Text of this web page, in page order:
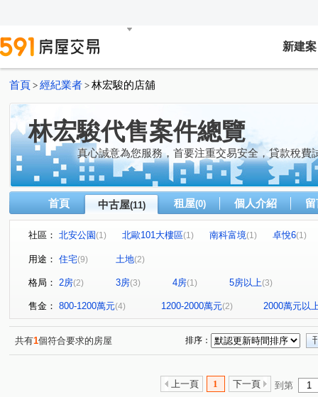
新建案
首頁 > 經紀業者 > 林宏駿的店舖
林宏駿代售案件總覽
真心誠意為您服務，首要注重交易安全，貸款稅費
首頁 中古屋(11) 租屋(0) 個人介紹
社區： 北安公園(1) 北歐101大樓區(1) 南科富境(1) 卓悅6(1)
長榮新城 北安路二段
用途： 住宅(9) 土地(2)
格局： 2房(2) 3房(3) 4房(1) 5房以上(3)
售金： 800-1200萬元(4) 1200-2000萬元(2) 2000萬元以
共有1個符合要求的房屋 排序：
上一頁 1 下一頁 到第